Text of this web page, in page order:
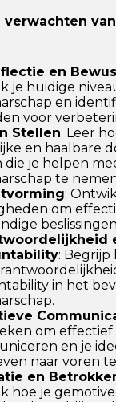
verwachten
en
je huidige
en
voor
Stellen: Leer
en haalbare
die je helpen
te
:
om
: Begrijp
in het
om effectief
en je
naar voren
en
hoe je